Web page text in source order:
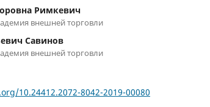
Римкевич
внешней торговли
Савинов
внешней торговли
10.24412.2072-8042-2019-00080